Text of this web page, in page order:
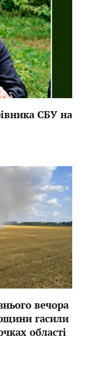
СБУ на
вечора
гасили
області